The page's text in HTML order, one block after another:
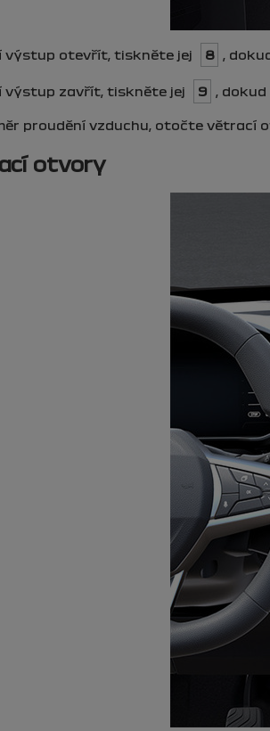
výstup otevřít, tiskněte jej 8 ,
výstup zavřít, tiskněte jej 9 ,
proudění vzduchu, otočte větrací
otvory